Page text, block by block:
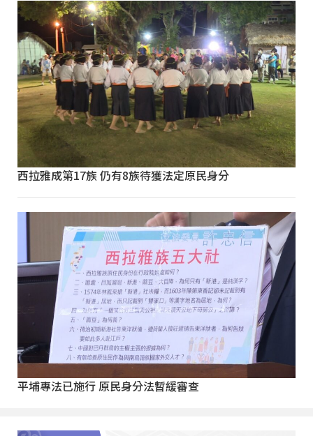
西拉雅成第17族 仍有8族待獲法定原民身分
平埔專法已施行 原民身分法暫緩審查